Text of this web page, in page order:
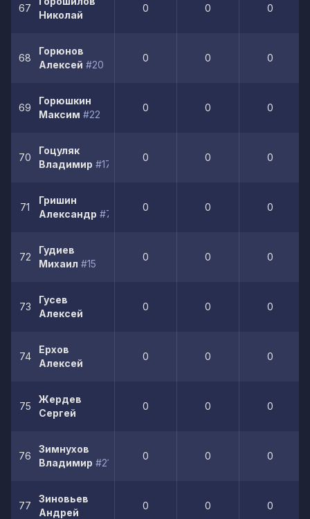
67
Николай
0 0 0
68
Горюнов
Алексей #20
0 0 0
69
Горюшкин
Максим #22
0 0 0
70
Гоцуляк
Владимир #17
0 0 0
71
Гришин
Александр #7
0 0 0
72
Гудиев
Михаил #15
0 0 0
73
Гусев
Алексей
0 0 0
74
Ерхов
Алексей
0 0 0
75
Жердев
Сергей
0 0 0
76
Зимнухов
Владимир #21
0 0 0
77
Зиновьев
Андрей
0 0 0